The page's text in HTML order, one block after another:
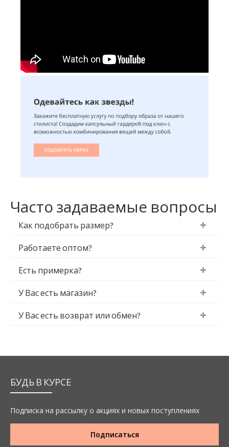
Часто задаваемые вопросы
Как подобрать размер?
Работаете оптом?
Есть примерка?
У Вас есть магазин?
У Вас есть возврат или обмен?
БУДЬ В КУРСЕ
Подписка на рассылку о акциях и новых поступлениях
Подписаться